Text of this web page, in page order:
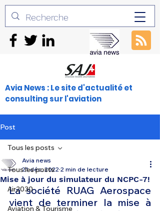
Avia News : Le site d'actualité et
consulting sur l'aviation
Post
Tous les posts
Air2030
Aviation & Tourisme
Tous les posts
Mise à jour du simulateur du NCPC-7!
Avia news
21 déc. 2022 2 min de lecture
La société RUAG Aerospace
vient de terminer la mise à